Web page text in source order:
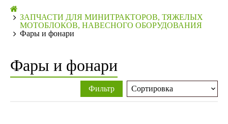
ЗАПЧАСТИ ДЛЯ МИНИТРАКТОРОВ, ТЯЖЕЛЫХ
МОТОБЛОКОВ, НАВЕСНОГО ОБОРУДОВАНИЯ
Фары и фонари
Фары и фонари
Фильтр